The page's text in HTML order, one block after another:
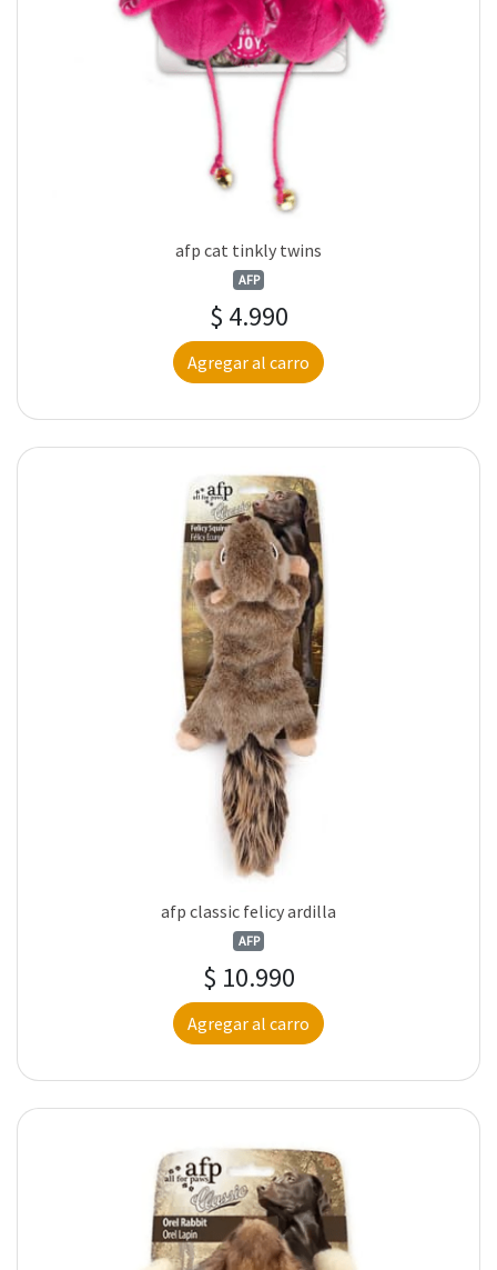
afp cat tinkly twins
AFP
$ 4.990
Agregar al carro
afp classic felicy ardilla
AFP
$ 10.990
Agregar al carro